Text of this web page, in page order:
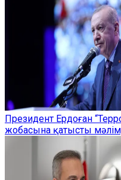
Президент Ердоған
жобасына қатысты